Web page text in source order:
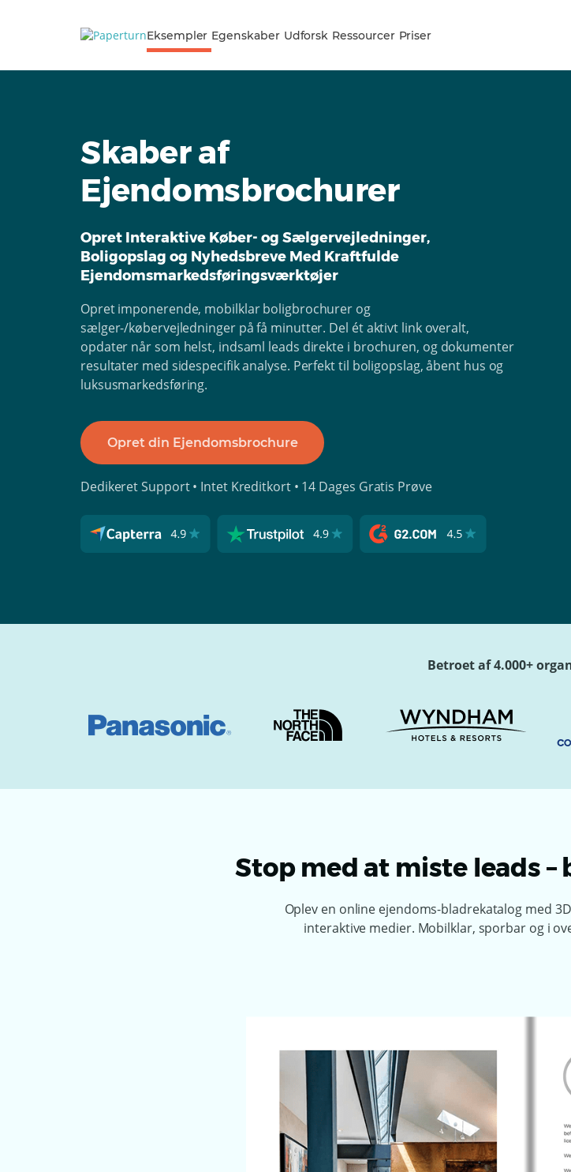
Eksempler Egenskaber Udforsk Ressourcer Priser
Skaber af
Ejendomsbrochurer
Opret Interaktive Køber- og Sælgervejledninger,
Boligopslag og Nyhedsbreve Med Kraftfulde
Ejendomsmarkedsføringsværktøjer
Opret imponerende, mobilklar boligbrochurer og
sælger-/købervejledninger på få minutter. Del ét aktivt link overalt,
opdater når som helst, indsaml leads direkte i brochuren, og dokumenter
resultater med sidespecifik analyse. Perfekt til boligopslag, åbent hus og
luksusmarkedsføring.
Opret din Ejendomsbrochure
Dedikeret Support • Intet Kreditkort • 14 Dages Gratis Prøve
Betroet af 4.000+
Stop med at miste leads
Oplev en online ejendoms-bladrekatalog med
interaktive medier. Mobilklar, sporbar og i